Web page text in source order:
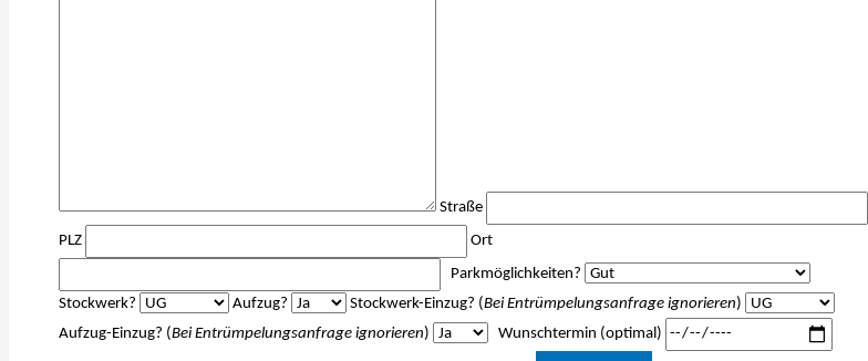
Straße
PLZ
Ort
Parkmöglichkeiten?
Stockwerk?
Aufzug? Stockwerk-Einzug? (Bei Entrümpelungsanfrage ignorieren)
Aufzug-Einzug? (Bei Entrümpelungsanfrage ignorieren) Wunschtermin (optimal)